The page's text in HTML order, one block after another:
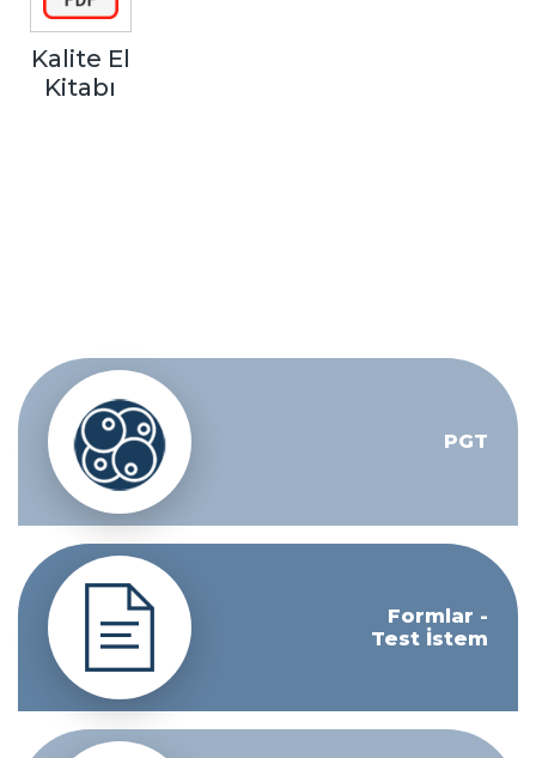
Kalite El
Kitabı
PGT
Formlar -
Test İstem